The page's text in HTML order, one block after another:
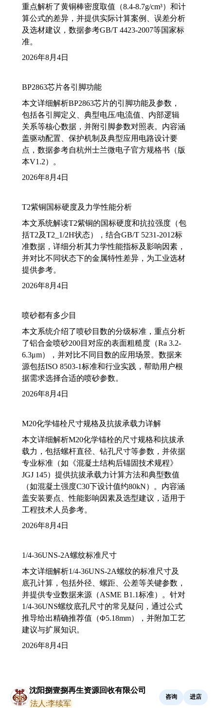
重点解析了黄铜棒密度取值（8.4-8.7g/cm³）和计
算公式的差异，并提供实际计算案例、误差分析
及选材建议，数据参考GB/T 4423-2007等国家标
准。
2026年8月4日
BP2863芯片各引脚功能
本文详细解析BP2863芯片的引脚功能及参数，
包括各引脚定义、典型电压/电流值、内部逻辑
关系等核心数据，并附引脚参数对照表。内容涵
盖驱动配置、保护机制及典型应用电路设计要
点，数据参考自杭州士兰微电子官方规格书（版
本V1.2）。
2026年8月4日
T2紫铜国标硬度及力学性能分析
本文系统解读T2紫铜的国标硬度和抗拉强度（包
括T2及T2_1/2H状态），结合GB/T 5231-2012标
准数据，详细分析其力学性能指标及影响因素，
并对比不同状态下的金属特性差异，为工业选材
提供参考。
2026年8月4日
喷砂都有多少目
本文系统介绍了喷砂目数的分级标准，重点分析
了铝合金喷砂200目对应的表面粗糙度（Ra 3.2-
6.3μm），并对比不同目数的应用场景。数据来
源包括ISO 8503-1标准和行业实践，帮助用户根
据需求选择合适的喷砂参数。
2026年8月4日
M20化学锚栓尺寸规格及抗拔承载力详解
本文详细解析M20化学锚栓的尺寸规格和抗拔承
载力，包括螺杆直径、钻孔尺寸等参数，并依据
专业标准（如《混凝土结构后锚固技术规程》
JGJ 145）提供抗拔承载力计算方法和典型数值
（如混凝土强度C30下设计值约80kN）。内容涵
盖安装要点、性能影响因素及选型建议，适用于
工程技术人员参考。
2026年8月4日
1/4-36UNS-2A螺纹标准尺寸
本文详细解析1/4-36UNS-2A螺纹的标准尺寸及
底孔计算，包括外径、螺距、公差等关键参数，
并提供专业数据来源（ASME B1.1标准）。针对
1/4-36UNS螺纹底孔尺寸的常见疑问，通过公式
推导给出精确推荐值（Φ5.18mm），并附加工艺
建议与扩展知识。
2026年8月4日
沈阳捌壹捌再生资源回收有限公司
法人:李续军
咨询 进店